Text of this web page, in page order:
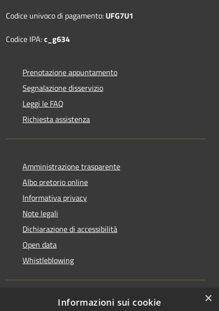
Codice univoco di pagamento: UFG7U1
Codice IPA:c_g634
Prenotazione appuntamento
Segnalazione disservizio
Leggi le FAQ
Richiesta assistenza
Amministrazione trasparente
Albo pretorio online
Informativa privacy
Note legali
Dichiarazione di accessibilità
Open data
Whistleblowing
×
Informazioni sui cookie